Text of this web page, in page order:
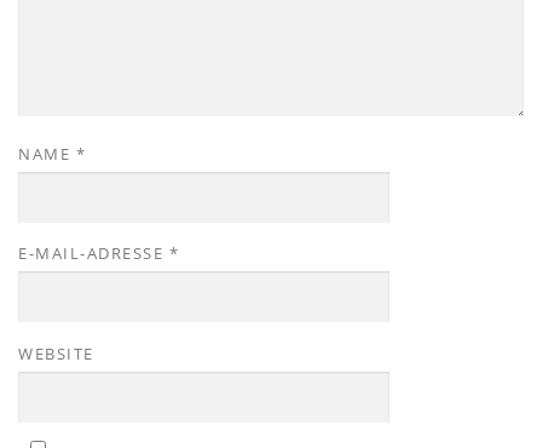
NAME *
E-MAIL-ADRESSE *
WEBSITE